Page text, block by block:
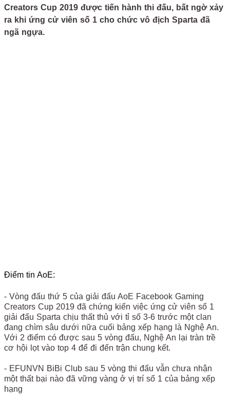
Creators Cup 2019 được tiến hành thi đấu, bất ngờ xảy
ra khi ứng cử viên số 1 cho chức vô địch Sparta đã
ngã ngựa.
Điểm tin AoE:
- Vòng đấu thứ 5 của giải đấu AoE Facebook Gaming
Creators Cup 2019 đã chứng kiến việc ứng cử viên số 1
giải đấu Sparta chịu thất thủ với tỉ số 3-6 trước một clan
đang chìm sâu dưới nữa cuối bảng xếp hạng là Nghệ An.
Với 2 điểm có được sau 5 vòng đấu, Nghệ An lại tràn trề
cơ hội lọt vào top 4 để đi đến trận chung kết.
- EFUNVN BiBi Club sau 5 vòng thi đấu vẫn chưa nhận
một thất bại nào đã vững vàng ở vị trí số 1 của bảng xếp
hạng